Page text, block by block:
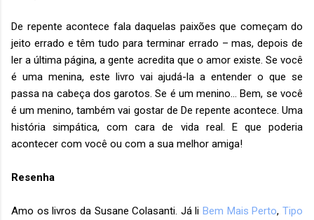
De repente acontece fala daquelas paixões que começam do
jeito errado e têm tudo para terminar errado – mas, depois de
ler a última página, a gente acredita que o amor existe. Se você
é uma menina, este livro vai ajudá-la a entender o que se
passa na cabeça dos garotos. Se é um menino... Bem, se você
é um menino, também vai gostar de De repente acontece. Uma
história simpática, com cara de vida real. E que poderia
acontecer com você ou com a sua melhor amiga!
Resenha
Amo os livros da Susane Colasanti. Já liBem Mais Perto,Tipo